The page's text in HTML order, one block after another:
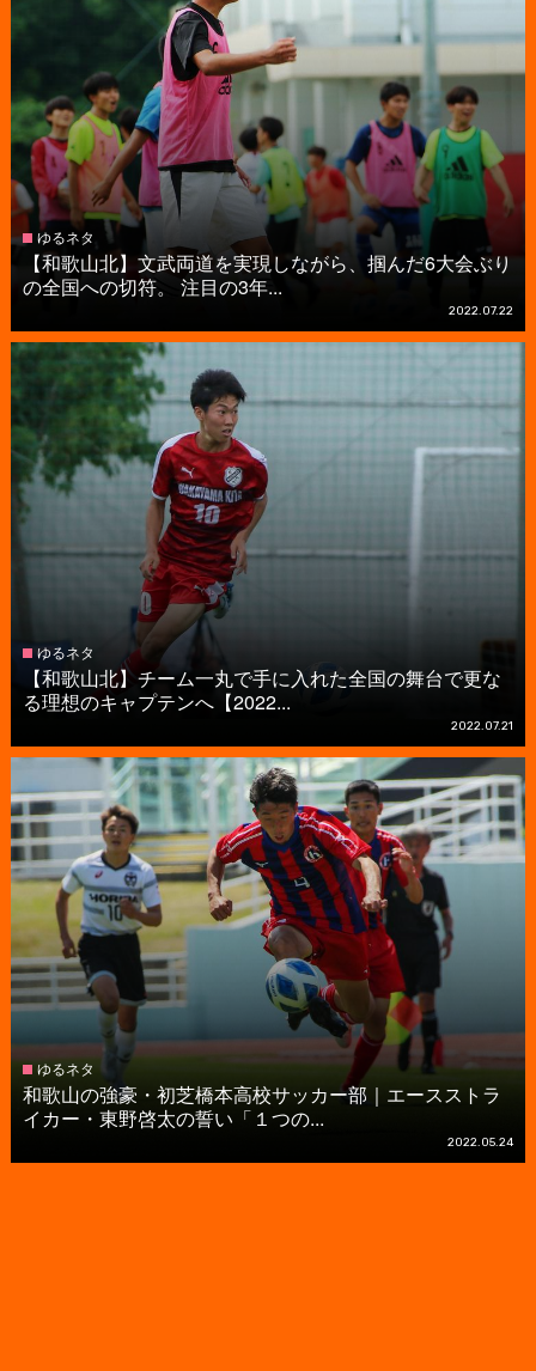
ゆるネタ
【和歌山北】文武両道を実現しながら、掴んだ6大会ぶり
の全国への切符。 注目の3年...
2022.07.22
ゆるネタ
【和歌山北】チーム一丸で手に入れた全国の舞台で更な
る理想のキャプテンへ【2022...
2022.07.21
ゆるネタ
和歌山の強豪・初芝橋本高校サッカー部｜エースストラ
イカー・東野啓太の誓い「１つの...
2022.05.24